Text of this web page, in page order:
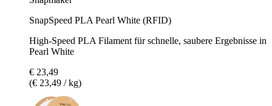
SnapSpeed PLA Pearl White (RFID)
High-Speed PLA Filament für schnelle, saubere Ergebnisse in
Pearl White
€ 23,49
(€ 23,49 / kg)